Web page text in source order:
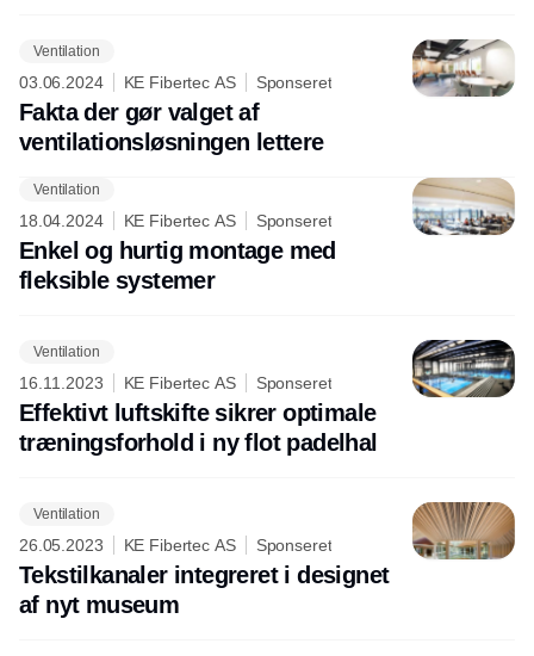
Ventilation
03.06.2024 KE Fibertec AS Sponseret
Fakta der gør valget af
ventilationsløsningen lettere
Ventilation
18.04.2024 KE Fibertec AS Sponseret
Enkel og hurtig montage med
fleksible systemer
Ventilation
16.11.2023 KE Fibertec AS Sponseret
Effektivt luftskifte sikrer optimale
træningsforhold i ny flot padelhal
Ventilation
26.05.2023 KE Fibertec AS Sponseret
Tekstilkanaler integreret i designet
af nyt museum